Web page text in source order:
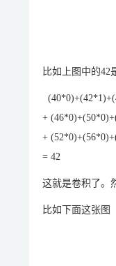
比如上图中的42
+
+
= 42
这就是卷积了。
比如下面这张图